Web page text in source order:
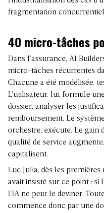
fragmentation
40 micro-tâches
Dans l’assurance, AI
micro-tâches récurrentes
Chacune a été modélisée,
L’utilisateur, lui, formule
dossier, analyser les
remboursement. Le
orchestre, exécute. Le gain
qualité de service
capitalisent.
Luc Julia, dès les
avait insisté sur ce point : si
l’IA ne peut le deviner.
commence donc par une